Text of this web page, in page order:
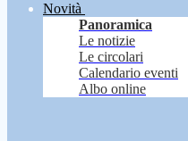
Novità
Panoramica
Le notizie
Le circolari
Calendario eventi
Albo online